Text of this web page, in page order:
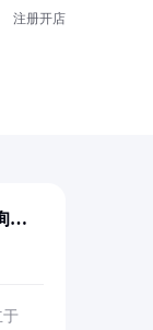
注册开店
有
于